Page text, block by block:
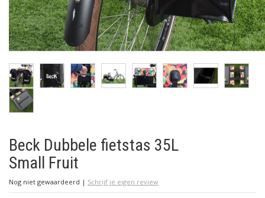
Beck Dubbele fietstas 35L
Small Fruit
Nog niet gewaardeerd | Schrijf je eigen review